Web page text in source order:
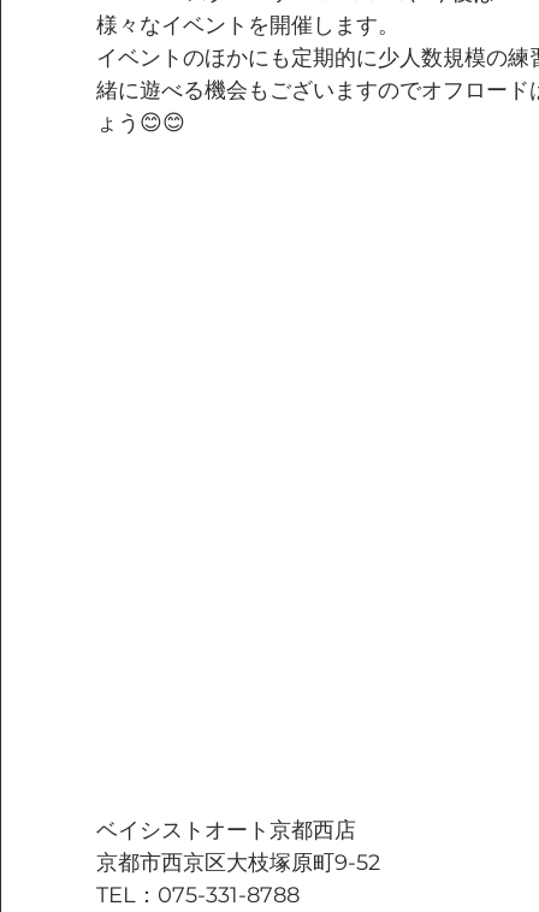
様々なイベントを開催します。
イベントのほかにも定期的に少人数規模の
緒に遊べる機会もございますのでオフロー
ょう😊😊
ベイシストオート京都西店
京都市西京区大枝塚原町9-52
TEL：075-331-8788